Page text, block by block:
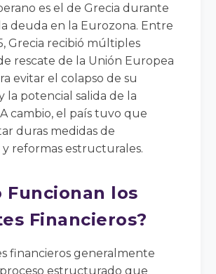
es el de Grecia durante
la deuda en la Eurozona. Entre
Grecia recibió múltiples
rescate de la Unión Europea
evitar el colapso de su
la potencial salida de la
cambio, el país tuvo que
duras medidas de
reformas estructurales.
Funcionan los
Financieros?
financieros generalmente
estructurado que